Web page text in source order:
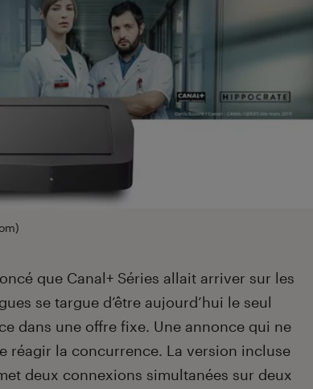
que Canal+ Séries allait arriver sur les
se targue d’être aujourd’hui le seul
dans une offre fixe. Une annonce qui ne
réagir la concurrence. La version incluse
deux connexions simultanées sur deux